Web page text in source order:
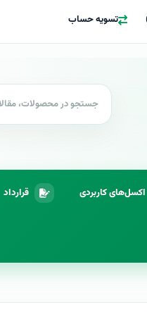
تسویه حساب
اکسل‌های کاربردی قرارداد